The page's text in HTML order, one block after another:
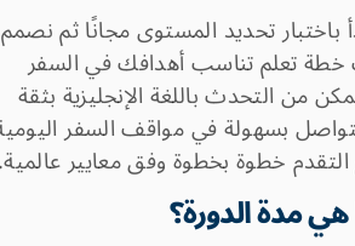
باختبار تحديد المستوى مجانًا ثم نصمم
تعلم تناسب أهدافك في السفر
من التحدث باللغة الإنجليزية بثقة
بسهولة في مواقف السفر
خطوة بخطوة وفق معايير عالمية.
مدة الدورة؟